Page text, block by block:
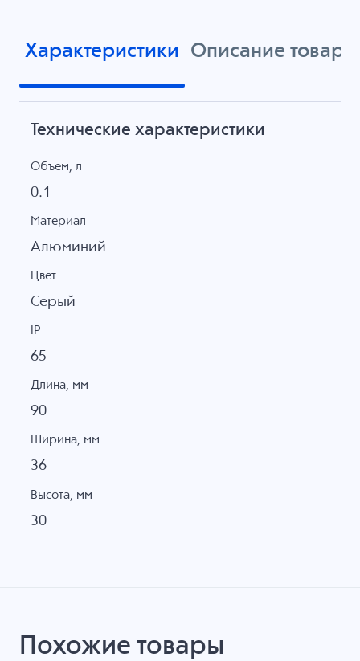
Характеристики Описание товара
Технические характеристики
Объем, л
0.1
Материал
Алюминий
Цвет
Серый
IP
65
Длина, мм
90
Ширина, мм
36
Высота, мм
30
Похожие товары